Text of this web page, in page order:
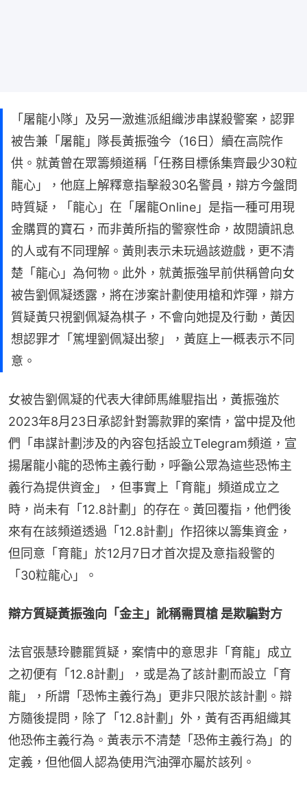
「屠龍小隊」及另一激進派組織涉串謀殺警案，認罪
被告兼「屠龍」隊長黃振強今（16日）續在高院作
供。就黃曾在眾籌頻道稱「任務目標係集齊最少30粒
龍心」，他庭上解釋意指擊殺30名警員，辯方今盤問
時質疑，「龍心」在「屠龍Online」是指一種可用現
金購買的寶石，而非黃所指的警察性命，故閱讀訊息
的人或有不同理解。黃則表示未玩過該遊戲，更不清
楚「龍心」為何物。此外，就黃振強早前供稱曾向女
被告劉佩凝透露，將在涉案計劃使用槍和炸彈，辯方
質疑黃只視劉佩凝為棋子，不會向她提及行動，黃因
想認罪才「篤埋劉佩凝出黎」，黃庭上一概表示不同
意。
女被告劉佩凝的代表大律師馬維騉指出，黃振強於
2023年8月23日承認針對籌款罪的案情，當中提及他
們「串謀計劃涉及的內容包括設立Telegram頻道，宣
揚屠龍小龍的恐怖主義行動，呼籲公眾為這些恐怖主
義行為提供資金」，但事實上「育龍」頻道成立之
時，尚未有「12.8計劃」的存在。黃回覆指，他們後
來有在該頻道透過「12.8計劃」作招徠以籌集資金，
但同意「育龍」於12月7日才首次提及意指殺警的
「30粒龍心」。
辯方質疑黃振強向「金主」訛稱需買槍 是欺騙對方
法官張慧玲聽罷質疑，案情中的意思非「育龍」成立
之初便有「12.8計劃」，或是為了該計劃而設立「育
龍」，所謂「恐怖主義行為」更非只限於該計劃。辯
方隨後提問，除了「12.8計劃」外，黃有否再組織其
他恐佈主義行為。黃表示不清楚「恐佈主義行為」的
定義，但他個人認為使用汽油彈亦屬於該列。